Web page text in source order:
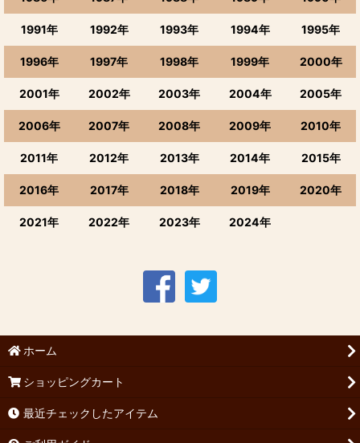
1991年 1992年 1993年 1994年 1995年
1996年 1997年 1998年 1999年 2000年
2001年 2002年 2003年 2004年 2005年
2006年 2007年 2008年 2009年 2010年
2011年 2012年 2013年 2014年 2015年
2016年 2017年 2018年 2019年 2020年
2021年 2022年 2023年 2024年
ホーム
ショッピングカート
最近チェックしたアイテム